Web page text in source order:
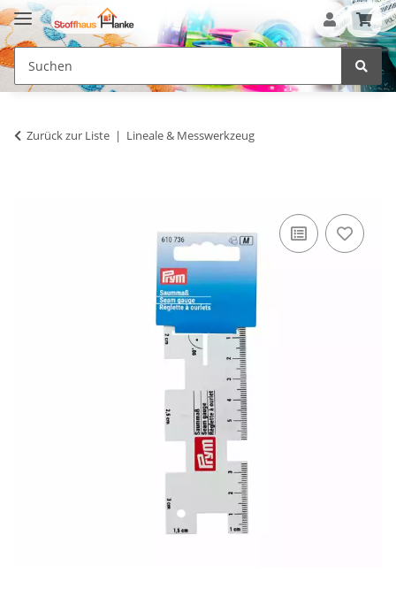
Zurück zur Liste Lineale & Messwerkzeug